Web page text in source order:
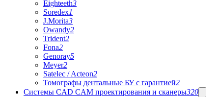
Eighteeth3
Soredex1
J.Morita3
Owandy2
Trident2
Fona2
Genoray5
Meyer2
Satelec / Acteon2
Томографы дентальные БУ с гарантией2
Системы CAD CAM проектирования и сканеры320